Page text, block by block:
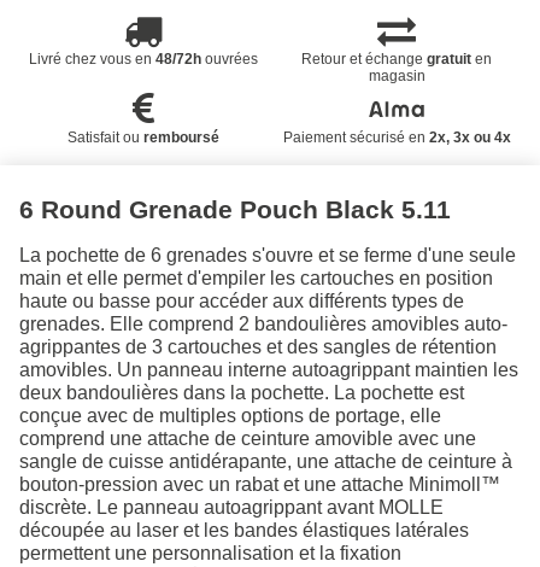
Livré chez vous en 48/72houvrées Retour et échangegratuit en
magasin
Satisfait ou remboursé Paiement sécurisé en 2x, 3x ou 4x
6 Round Grenade Pouch Black 5.11
La pochette de 6 grenades s'ouvre et se ferme d'une seule
main et elle permet d'empiler les cartouches en position
haute ou basse pour accéder aux différents types de
grenades. Elle comprend 2 bandoulières amovibles auto-
agrippantes de 3 cartouches et des sangles de rétention
amovibles. Un panneau interne autoagrippant maintien les
deux bandoulières dans la pochette. La pochette est
conçue avec de multiples options de portage, elle
comprend une attache de ceinture amovible avec une
sangle de cuisse antidérapante, une attache de ceinture à
bouton-pression avec un rabat et une attache Minimoll™
discrète. Le panneau autoagrippant avant MOLLE
découpée au laser et les bandes élastiques latérales
permettent une personnalisation et la fixation